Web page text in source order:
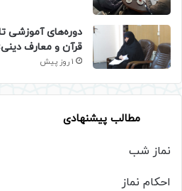
دوره‌های آموزشی
قرآن و معارف
1 روز پیش
مطالب پیشنهادی
نماز شب
احکام نماز